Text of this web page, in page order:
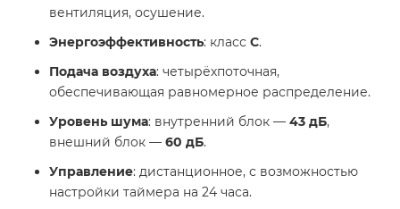
вентиляция, осушение.
Энергоэффективность: класс С.
Подача воздуха: четырёхпоточная,
обеспечивающая равномерное распределение.
Уровень шума: внутренний блок — 43 дБ,
внешний блок — 60 дБ.
Управление: дистанционное, с возможностью
настройки таймера на 24 часа.